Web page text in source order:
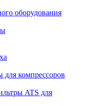
оборудования
компрессоров
ATS для